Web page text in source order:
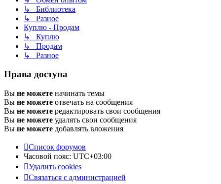
↳ Библиотека
↳ Разное
Куплю - Продам
↳ Куплю
↳ Продам
↳ Разное
Права доступа
Вы не можете начинать темы
Вы не можете отвечать на сообщения
Вы не можете редактировать свои сообщения
Вы не можете удалять свои сообщения
Вы не можете добавлять вложения
Список форумов
Часовой пояс: UTC+03:00
Удалить cookies
Связаться с администрацией